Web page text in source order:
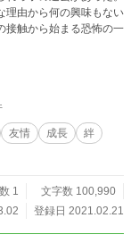
理由から何の興味もない
接触から始まる恐怖の一
友情 成長
絆
1
文字数 100,990
登録日 2021.02.21